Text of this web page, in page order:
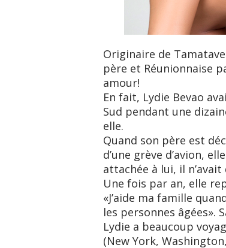
Originaire de
père et Réunionnaise
amour!
En fait, Lydie Bevao
Sud pendant une
elle.
Quand son père est
d’une grève d’avion,
attachée à lui, il
Une fois par an, elle
«J’aide ma famille
les personnes âgées».
Lydie a beaucoup
(New York,